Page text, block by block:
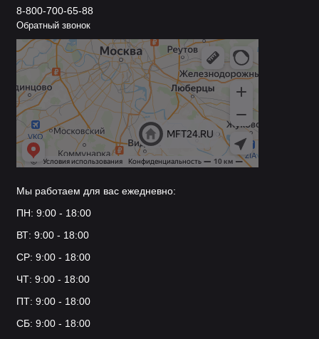
8-800-700-65-88
Обратный звонок
Мы работаем для вас ежедневно:
ПН: 9:00 - 18:00
ВТ: 9:00 - 18:00
СР: 9:00 - 18:00
ЧТ: 9:00 - 18:00
ПТ: 9:00 - 18:00
СБ: 9:00 - 18:00